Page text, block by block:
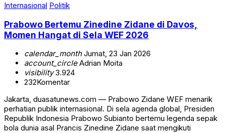
Internasional Politik
Prabowo Bertemu Zinedine Zidane di Davos,
Momen Hangat di Sela WEF 2026
calendar_monthJumat, 23 Jan 2026
account_circleAdrian Moita
visibility3.924
232Komentar
Jakarta, duasatunews.com — Prabowo Zidane WEF menarik
perhatian publik internasional. Di sela agenda global, Presiden
Republik Indonesia Prabowo Subianto bertemu legenda sepak
bola dunia asal Prancis Zinedine Zidane saat mengikuti